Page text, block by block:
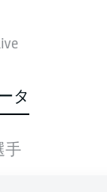
タ
手